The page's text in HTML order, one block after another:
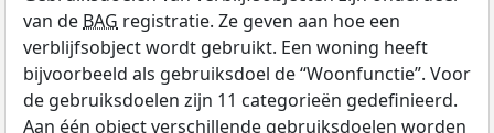
van de BAG registratie. Ze geven aan hoe een
verblijfsobject wordt gebruikt. Een woning heeft
bijvoorbeeld als gebruiksdoel de “Woonfunctie”. Voor
de gebruiksdoelen zijn 11 categorieën gedefinieerd.
Aan één object verschillende gebruiksdoelen worden